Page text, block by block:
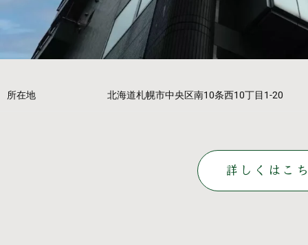
所在地 北海道札幌市中央区南10条西10丁目1-20
詳しくはこ